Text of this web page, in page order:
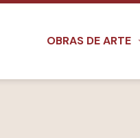
OBRAS DE ARTE